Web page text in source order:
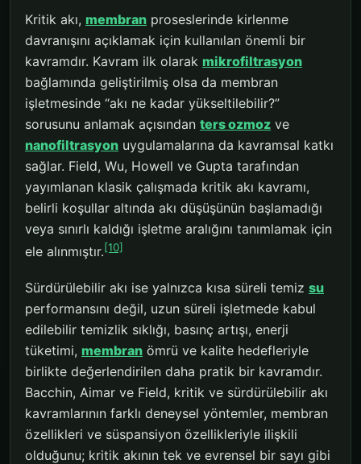
Kritik akı, membran proseslerinde kirlenme
davranışını açıklamak için kullanılan önemli bir
kavramdır. Kavram ilk olarak mikrofiltrasyon
bağlamında geliştirilmiş olsa da membran
işletmesinde “akı ne kadar yükseltilebilir?”
sorusunu anlamak açısından ters ozmoz ve
nanofiltrasyon uygulamalarına da kavramsal katkı
sağlar. Field, Wu, Howell ve Gupta tarafından
yayımlanan klasik çalışmada kritik akı kavramı,
belirli koşullar altında akı düşüşünün başlamadığı
veya sınırlı kaldığı işletme aralığını tanımlamak için
ele alınmıştır.[10]
Sürdürülebilir akı ise yalnızca kısa süreli temiz su
performansını değil, uzun süreli işletmede kabul
edilebilir temizlik sıklığı, basınç artışı, enerji
tüketimi, membran ömrü ve kalite hedefleriyle
birlikte değerlendirilen daha pratik bir kavramdır.
Bacchin, Aimar ve Field, kritik ve sürdürülebilir akı
kavramlarının farklı deneysel yöntemler, membran
özellikleri ve süspansiyon özellikleriyle ilişkili
olduğunu; kritik akının tek ve evrensel bir sayı gibi